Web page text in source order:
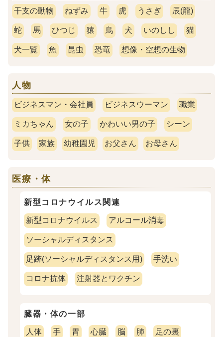
干支の動物 ねずみ 牛 虎 うさぎ 辰(龍)
蛇 馬 ひつじ 猿 鳥 犬 いのしし 猫
犬一覧 魚 昆虫 恐竜 想像・空想の生物
人物
ビジネスマン・会社員 ビジネスウーマン 職業
ミカちゃん 女の子 かわいい男の子 シーン
子供 家族 幼稚園児 お父さん お母さん
医療・体
新型コロナウイルス関連
新型コロナウイルス アルコール消毒
ソーシャルディスタンス
足跡(ソーシャルディスタンス用) 手洗い
コロナ抗体 注射器とワクチン
臓器・体の一部
人体 手 胃 心臓 脳 肺 足の裏